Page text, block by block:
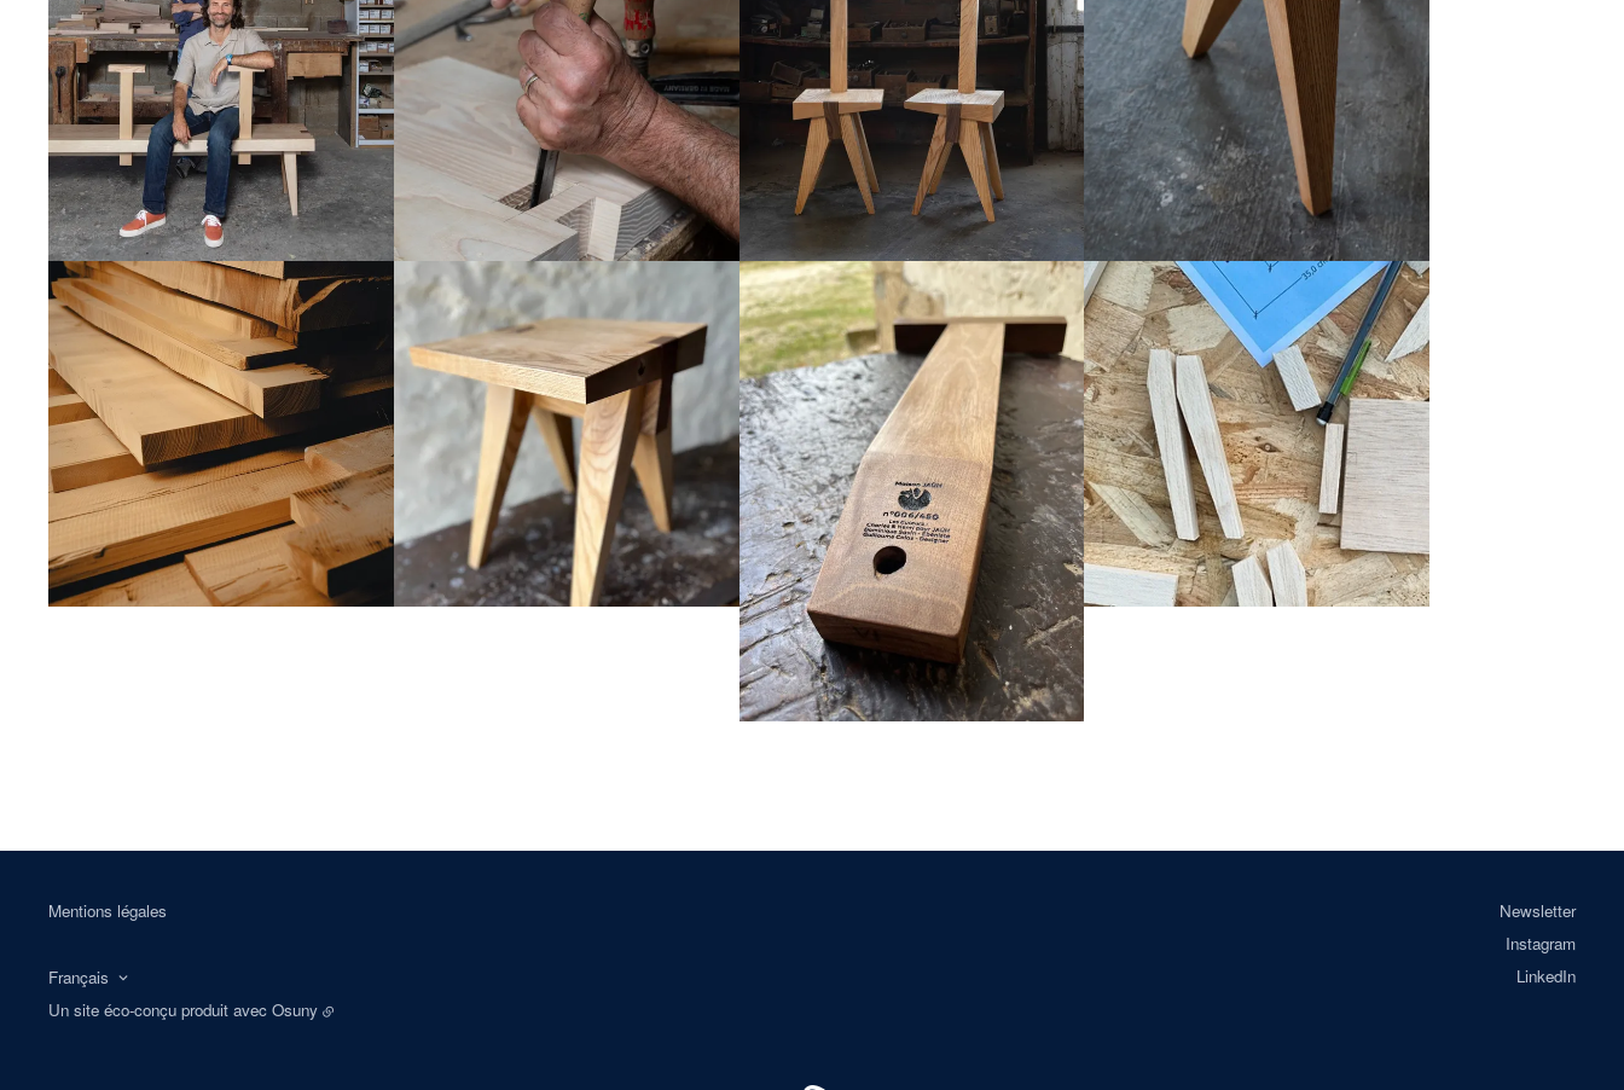
Agrandir Agrandir Agrandir Agrandir
Newsletter
Instagram
LinkedIn
Mentions légales
Français
Un site éco-conçu produit avecOsuny